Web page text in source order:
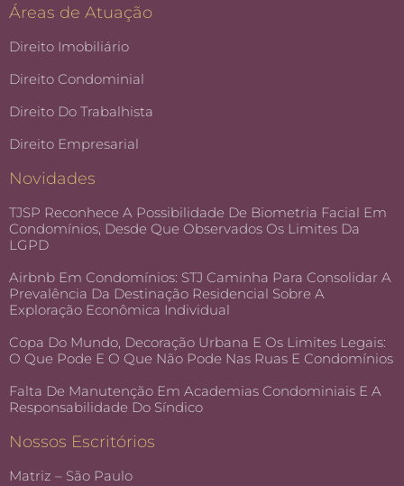
Áreas de Atuação
Direito Imobiliário
Direito Condominial
Direito Do Trabalhista
Direito Empresarial
Novidades
TJSP Reconhece A Possibilidade De Biometria Facial Em
Condomínios, Desde Que Observados Os Limites Da
LGPD
Airbnb Em Condomínios: STJ Caminha Para Consolidar A
Prevalência Da Destinação Residencial Sobre A
Exploração Econômica Individual
Copa Do Mundo, Decoração Urbana E Os Limites Legais:
O Que Pode E O Que Não Pode Nas Ruas E Condomínios
Falta De Manutenção Em Academias Condominiais E A
Responsabilidade Do Síndico
Nossos Escritórios
Matriz – São Paulo